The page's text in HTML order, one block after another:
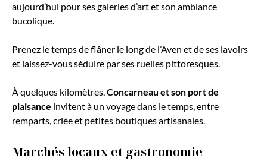
aujourd’hui pour ses galeries d’art et son ambiance
bucolique.
Prenez le temps de flâner le long de l’Aven et de ses lavoirs
et laissez-vous séduire par ses ruelles pittoresques.
À quelques kilomètres,Concarneau et son port de
plaisance invitent à un voyage dans le temps, entre
remparts, criée et petites boutiques artisanales.
Marchés locaux et gastronomie